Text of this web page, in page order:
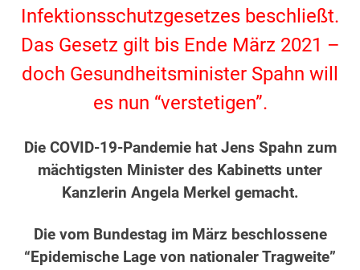
Infektionsschutzgesetzes beschließt.
Das Gesetz gilt bis Ende März 2021 –
doch Gesundheitsminister Spahn will
es nun “verstetigen”.
Die COVID-19-Pandemie hat Jens Spahn zum
mächtigsten Minister des Kabinetts unter
Kanzlerin Angela Merkel gemacht.
Die vom Bundestag im März beschlossene
“Epidemische Lage von nationaler Tragweite”